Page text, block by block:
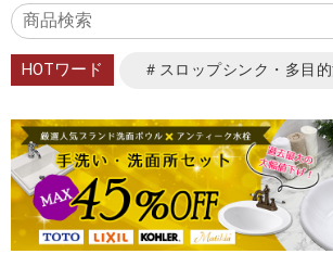
HOTワード ＃スロップシンク・多目